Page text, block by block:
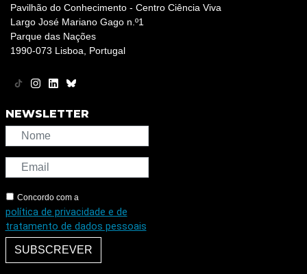
Pavilhão do Conhecimento - Centro Ciência Viva
Largo José Mariano Gago n.º1
Parque das Nações
1990-073 Lisboa, Portugal
NEWSLETTER
Concordo com a
política de privacidade e de
tratamento de dados pessoais
SUBSCREVER